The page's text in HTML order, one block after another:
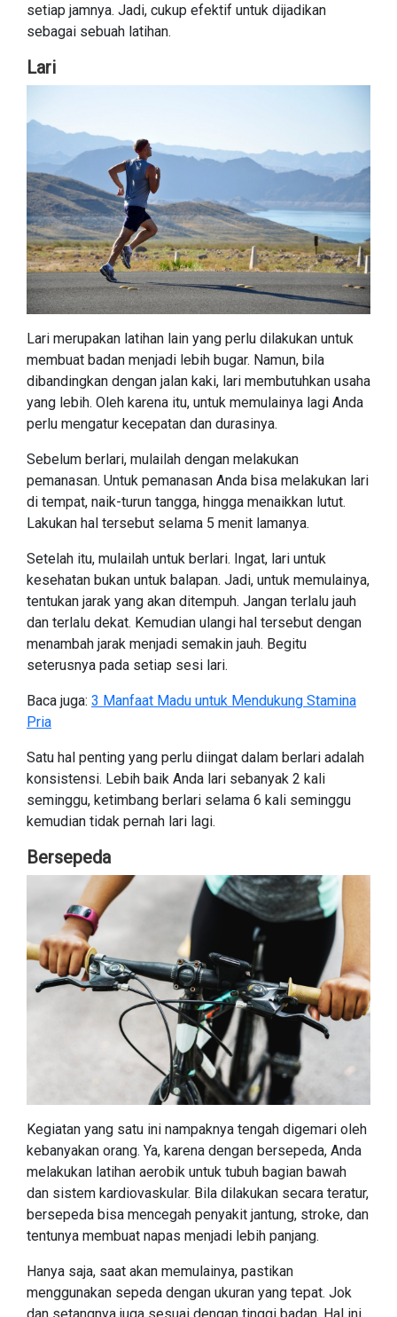
setiap jamnya. Jadi, cukup efektif untuk dijadikan
sebagai sebuah latihan.
Lari
Lari merupakan latihan lain yang perlu dilakukan untuk
membuat badan menjadi lebih bugar. Namun, bila
dibandingkan dengan jalan kaki, lari membutuhkan usaha
yang lebih. Oleh karena itu, untuk memulainya lagi Anda
perlu mengatur kecepatan dan durasinya.
Sebelum berlari, mulailah dengan melakukan
pemanasan. Untuk pemanasan Anda bisa melakukan lari
di tempat, naik-turun tangga, hingga menaikkan lutut.
Lakukan hal tersebut selama 5 menit lamanya.
Setelah itu, mulailah untuk berlari. Ingat, lari untuk
kesehatan bukan untuk balapan. Jadi, untuk memulainya,
tentukan jarak yang akan ditempuh. Jangan terlalu jauh
dan terlalu dekat. Kemudian ulangi hal tersebut dengan
menambah jarak menjadi semakin jauh. Begitu
seterusnya pada setiap sesi lari.
Baca juga: 3 Manfaat Madu untuk Mendukung Stamina
Pria
Satu hal penting yang perlu diingat dalam berlari adalah
konsistensi. Lebih baik Anda lari sebanyak 2 kali
seminggu, ketimbang berlari selama 6 kali seminggu
kemudian tidak pernah lari lagi.
Bersepeda
Kegiatan yang satu ini nampaknya tengah digemari oleh
kebanyakan orang. Ya, karena dengan bersepeda, Anda
melakukan latihan aerobik untuk tubuh bagian bawah
dan sistem kardiovaskular. Bila dilakukan secara teratur,
bersepeda bisa mencegah penyakit jantung, stroke, dan
tentunya membuat napas menjadi lebih panjang.
Hanya saja, saat akan memulainya, pastikan
menggunakan sepeda dengan ukuran yang tepat. Jok
dan setangnya juga sesuai dengan tinggi badan. Hal ini